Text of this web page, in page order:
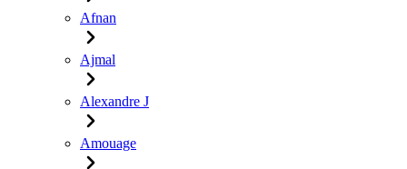
Afnan
Ajmal
Alexandre J
Amouage